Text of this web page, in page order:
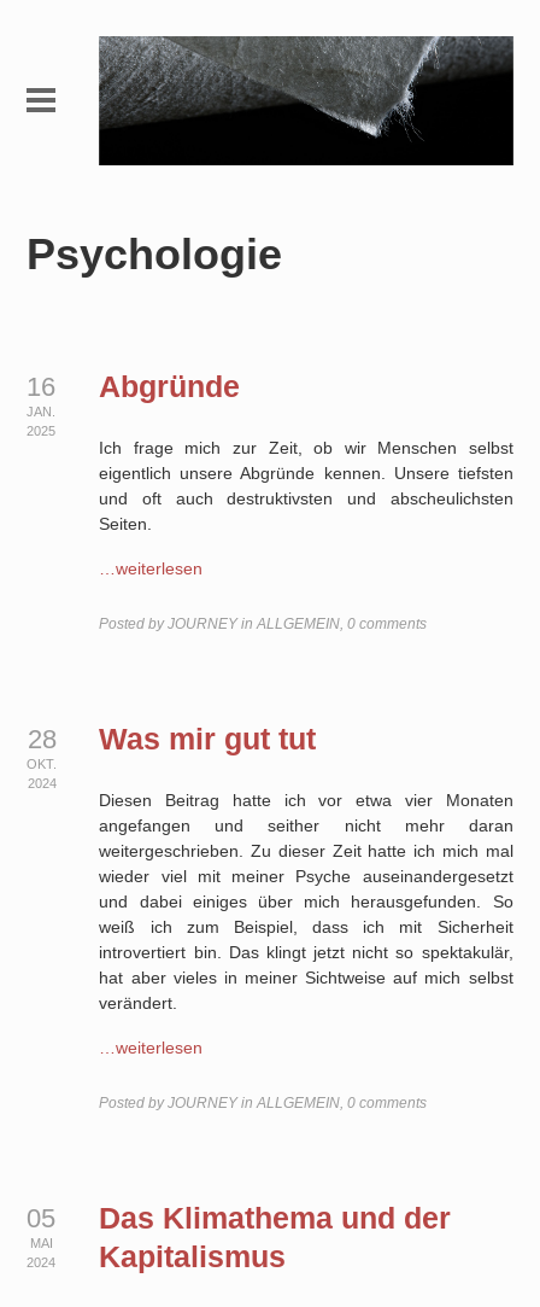
Psychologie
16
JAN.
2025
Abgründe
Ich frage mich zur Zeit, ob wir Menschen selbst
eigentlich unsere Abgründe kennen. Unsere tiefsten
und oft auch destruktivsten und abscheulichsten
Seiten.
…weiterlesen
Posted by JOURNEY in ALLGEMEIN,0 comments
28
OKT.
2024
Was mir gut tut
Diesen Beitrag hatte ich vor etwa vier Monaten
angefangen und seither nicht mehr daran
weitergeschrieben. Zu dieser Zeit hatte ich mich mal
wieder viel mit meiner Psyche auseinandergesetzt
und dabei einiges über mich herausgefunden. So
weiß ich zum Beispiel, dass ich mit Sicherheit
introvertiert bin. Das klingt jetzt nicht so spektakulär,
hat aber vieles in meiner Sichtweise auf mich selbst
verändert.
…weiterlesen
Posted by JOURNEY in ALLGEMEIN,0 comments
05
MAI
2024
Das Klimathema und der
Kapitalismus